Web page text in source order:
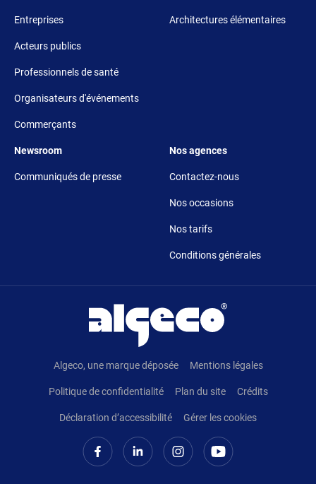
Entreprises
Acteurs publics
Professionnels de santé
Organisateurs d'événements
Commerçants
Architectures élémentaires
Footer 5
Newsroom
Communiqués de presse
Footer 6
Nos agences
Contactez-nous
Nos occasions
Nos tarifs
Conditions générales
Algeco, une marque déposée Mentions légales
Politique de confidentialité Plan du site Crédits
Déclaration d’accessibilité Gérer les cookies